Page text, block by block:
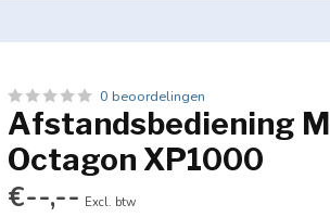
0 beoordelingen
Afstandsbediening
Octagon XP1000
€--,-- Excl. btw